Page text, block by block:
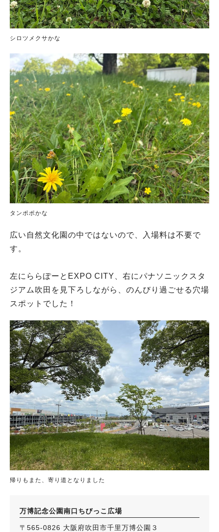
シロツメクサかな
タンポポかな
広い自然文化園の中ではないので、入場料は不要で
す。
左にららぽーとEXPO CITY、右にパナソニックスタ
ジアム吹田を見下ろしながら、のんびり過ごせる穴場
スポットでした！
帰りもまた、寄り道となりました
万博記念公園南口ちびっこ広場
〒565-0826 大阪府吹田市千里万博公園３